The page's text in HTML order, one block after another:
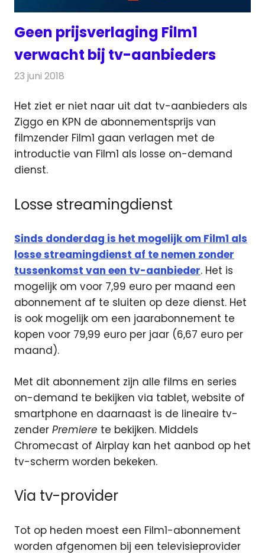
Geen prijsverlaging Film1
verwacht bij tv-aanbieders
23 juni 2018
Het ziet er niet naar uit dat tv-aanbieders als
Ziggo en KPN de abonnementsprijs van
filmzender Film1 gaan verlagen met de
introductie van Film1 als losse on-demand
dienst.
Losse streamingdienst
Sinds donderdag is het mogelijk om Film1 als
losse streamingdienst af te nemen zonder
tussenkomst van een tv-aanbieder. Het is
mogelijk om voor 7,99 euro per maand een
abonnement af te sluiten op deze dienst. Het
is ook mogelijk om een jaarabonnement te
kopen voor 79,99 euro per jaar (6,67 euro per
maand).
Met dit abonnement zijn alle films en series
on-demand te bekijken via tablet, website of
smartphone en daarnaast is de lineaire tv-
zender Premiere te bekijken. Middels
Chromecast of Airplay kan het aanbod op het
tv-scherm worden bekeken.
Via tv-provider
Tot op heden moest een Film1-abonnement
worden afgenomen bij een televisieprovider